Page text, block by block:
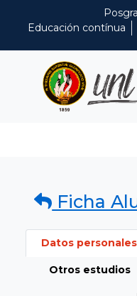
Educación contínua
Ficha
Datos personales
Otros estudios